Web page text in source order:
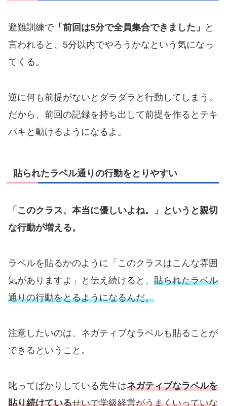
避難訓練で「前回は5分で全員集合できました」
と
言われると、5分以内でやろうかなという気になっ
てくる。
逆に何も前提がないとダラダラと行動してしまう。
だから、前回の記録を持ち出して前提を作るとテキ
パキと動けるようになるよ。
貼られたラベル通りの行動をとりやすい
「このクラス、本当に優しいよね。」というと親切
な行動が増える。
ラベルを貼るかのように「このクラスはこんな雰囲
気がありますよ」と伝え続けると、 貼られたラベル
通りの行動をとるようになるんだ。
注意したいのは、ネガティブなラベルも貼ることが
できるということ。
叱ってばかりしている先生はネガティブなラベルを
貼り続けているせいで学級経営がうまくいっていな